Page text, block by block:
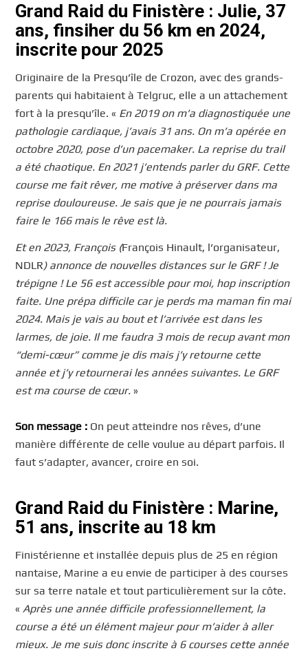
Grand Raid du Finistère : Julie, 37
ans, finsiher du 56 km en 2024,
inscrite pour 2025
Originaire de la Presqu’île de Crozon, avec des grands-
parents qui habitaient à Telgruc, elle a un attachement
fort à la presqu’île. « En 2019 on m’a diagnostiquée une
pathologie cardiaque, j’avais 31 ans. On m’a opérée en
octobre 2020, pose d’un pacemaker. La reprise du trail
a été chaotique. En 2021 j’entends parler du GRF. Cette
course me fait rêver, me motive à préserver dans ma
reprise douloureuse. Je sais que je ne pourrais jamais
faire le 166 mais le rêve est là.
Et en 2023, François (François Hinault, l’organisateur,
NDLR) annonce de nouvelles distances sur le GRF ! Je
trépigne ! Le 56 est accessible pour moi, hop inscription
faite. Une prépa difficile car je perds ma maman fin mai
2024. Mais je vais au bout et l’arrivée est dans les
larmes, de joie. Il me faudra 3 mois de recup avant mon
“demi-cœur” comme je dis mais j’y retourne cette
année et j’y retournerai les années suivantes. Le GRF
est ma course de cœur.»
Son message : On peut atteindre nos rêves, d’une
manière différente de celle voulue au départ parfois. Il
faut s’adapter, avancer, croire en soi.
Grand Raid du Finistère : Marine,
51 ans, inscrite au 18 km
Finistérienne et installée depuis plus de 25 en région
nantaise, Marine a eu envie de participer à des courses
sur sa terre natale et tout particulièrement sur la côte.
«Après une année difficile professionnellement, la
course a été un élément majeur pour m’aider à aller
mieux. Je me suis donc inscrite à 6 courses cette année